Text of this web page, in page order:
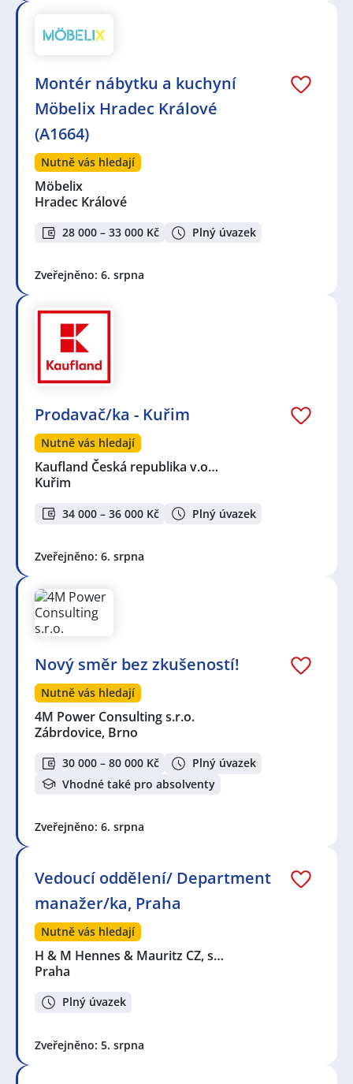
Montér nábytku a kuchyní
Möbelix Hradec Králové
(A1664)
Nutně vás hledají
Möbelix
Hradec Králové
28 000 – 33 000 Kč Plný úvazek
Zveřejněno: 6. srpna
Prodavač/ka - Kuřim
Nutně vás hledají
Kaufland Česká republika v.o…
Kuřim
34 000 – 36 000 Kč Plný úvazek
Zveřejněno: 6. srpna
Nový směr bez zkušeností!
Nutně vás hledají
4M Power Consulting s.r.o.
Zábrdovice, Brno
30 000 – 80 000 Kč
Plný úvazek
Vhodné také pro absolventy
Zveřejněno: 6. srpna
Vedoucí oddělení/ Department
manažer/ka, Praha
Nutně vás hledají
H & M Hennes & Mauritz CZ, s…
Praha
Plný úvazek
Zveřejněno: 5. srpna